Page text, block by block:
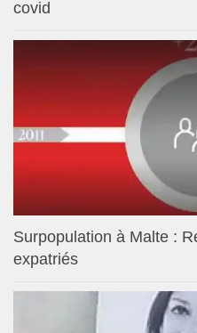
covid
Surpopulation à Malte :
expatriés